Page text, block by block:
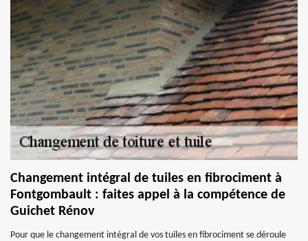
Changement intégral de tuiles en fibrociment à
Fontgombault : faites appel à la compétence de
Guichet Rénov
Pour que le changement intégral de vos tuiles en fibrociment se déroule